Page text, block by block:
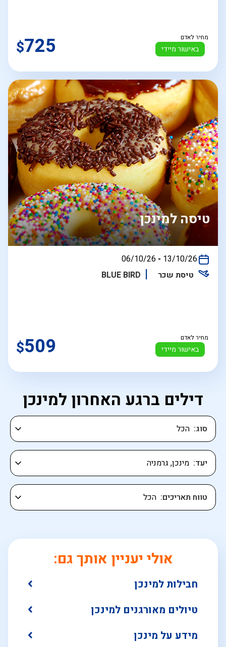
באישור מיידי
מחיר לאדם $725
טיסה למינכן
בין
06/10/26 - 13/10/26
טיסת שכר
BLUE BIRD
באישור מיידי
מחיר לאדם $509
דילים ברגע האחרון למינכן
יעד
סוג
טווח תאריכים
אולי יעניין אותך גם:
חבילות למינכן
טיולים מאורגנים למינכן
מידע על מינכן